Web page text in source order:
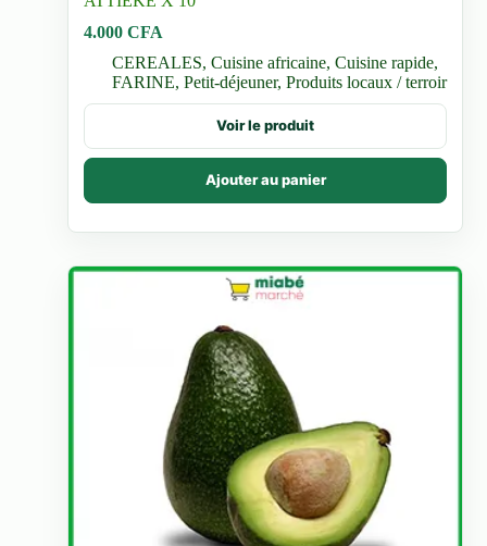
4.000CFA
CEREALES,Cuisine africaine,Cuisine rapide,
FARINE,Petit-déjeuner,Produits locaux / terroir
Voir le produit
Ajouter au panier